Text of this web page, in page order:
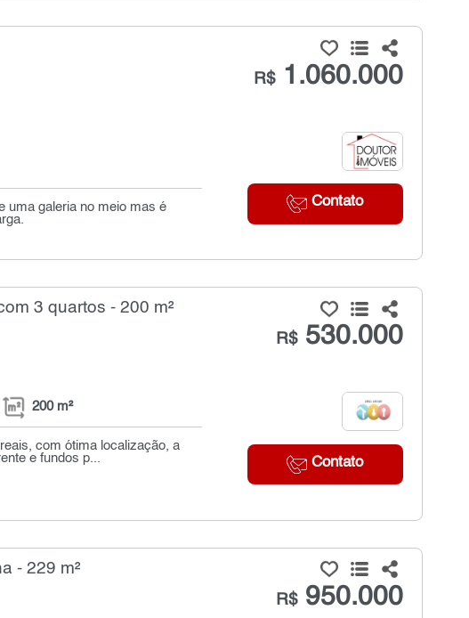
R$1.060.000
Contato
uma galeria no meio mas é
3 quartos - 200 m²
R$530.000
Contato
200 m²
com ótima localização, a
e fundos p...
- 229 m²
R$950.000